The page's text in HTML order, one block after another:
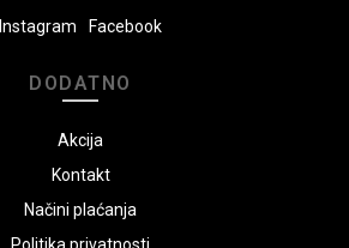
Instagram
Facebook
DODATNO
Akcija
Kontakt
Načini plaćanja